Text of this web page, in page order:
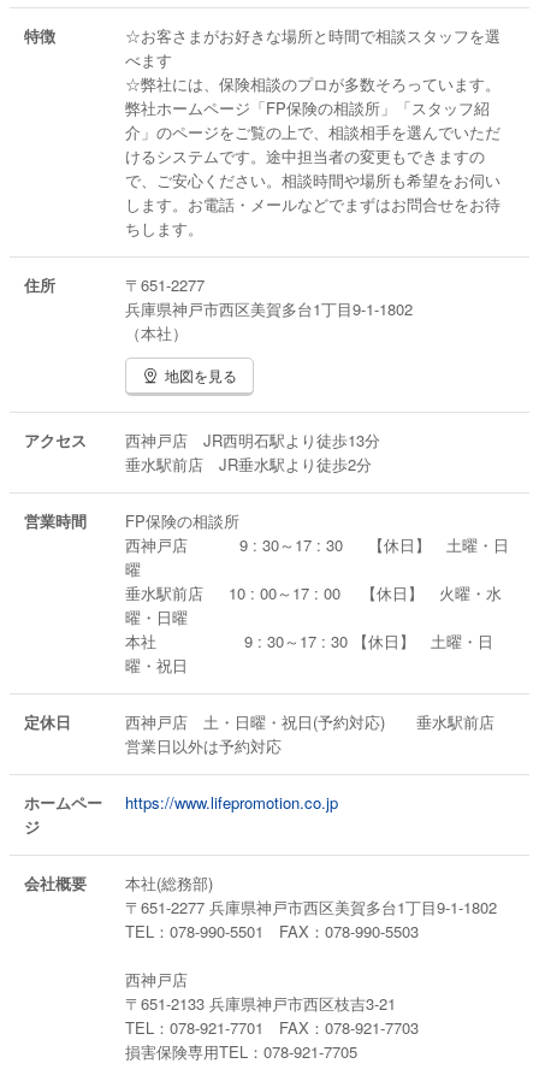
■エヌエヌ生命
■アクサ生命
■三井住友海上火災保険
■ソニー損保
＜提携証券会社＞
■PWM日本証券
特徴
☆お客さまがお好きな場所と時間で相談スタッフを選
べます
☆弊社には、保険相談のプロが多数そろっています。
弊社ホームページ「FP保険の相談所」「スタッフ紹
介」のページをご覧の上で、相談相手を選んでいただ
けるシステムです。途中担当者の変更もできますの
で、ご安心ください。相談時間や場所も希望をお伺い
します。お電話・メールなどでまずはお問合せをお待
ちします。
住所
〒651-2277
兵庫県神戸市西区美賀多台1丁目9-1-1802
（本社）
地図を見る
アクセス
西神戸店 JR西明石駅より徒歩13分
垂水駅前店 JR垂水駅より徒歩2分
営業時間
FP保険の相談所
西神戸店 9 : 30～17 : 30 【休日】 土曜・日
曜
垂水駅前店 10 : 00～17 : 00 【休日】 火曜・水
曜・日曜
本社 9 : 30～17 : 30 【休日】 土曜・日
曜・祝日
定休日
西神戸店 土・日曜・祝日(予約対応) 垂水駅前店
営業日以外は予約対応
ホームペー
ジ
https://www.lifepromotion.co.jp
会社概要
本社(総務部)
〒651-2277 兵庫県神戸市西区美賀多台1丁目9-1-1802
TEL：078-990-5501 FAX：078-990-5503
西神戸店
〒651-2133 兵庫県神戸市西区枝吉3-21
TEL：078-921-7701 FAX：078-921-7703
損害保険専用TEL：078-921-7705